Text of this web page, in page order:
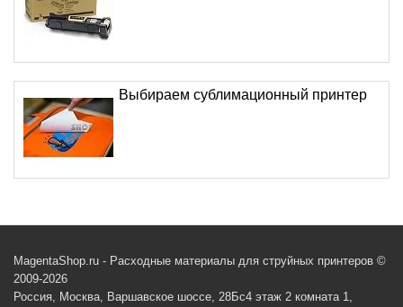
Выбираем сублимационный принтер
MagentaShop.ru - Расходные материалы для струйных принтеров ©
2009-2026
Россия, Москва, Варшавское шоссе, 28Бс4 этаж 2 комната 1,